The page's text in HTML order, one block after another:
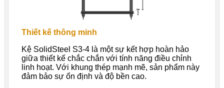
Thiết kế thông minh
Kệ SolidSteel S3-4 là một sự kết hợp hoàn hảo
giữa thiết kế chắc chắn với tính năng điều chỉnh
linh hoạt. Với khung thép mạnh mẽ, sản phẩm này
đảm bảo sự ổn định và độ bền cao.